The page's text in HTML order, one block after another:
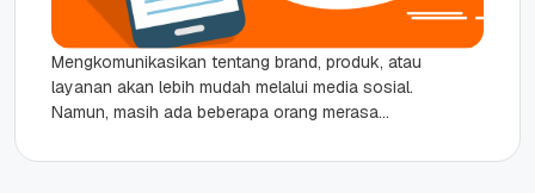
Mengkomunikasikan tentang brand, produk, atau
layanan akan lebih mudah melalui media sosial.
Namun, masih ada beberapa orang merasa
tersebut melalui media...